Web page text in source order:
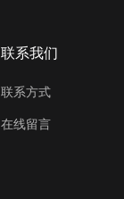
联系我们
联系方式
在线留言